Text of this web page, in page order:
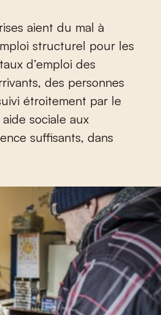
aient du mal à
structurel pour les
d’emploi des
des personnes
étroitement par le
sociale aux
suffisants, dans